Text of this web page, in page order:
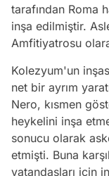
tarafından Roma
inşa edilmiştir.
Amfitiyatrosu
Kolezyum'un
net bir ayrım
Nero, kısmen
heykelini inşa
sonucu olarak
etmişti. Buna
vatandaşları için